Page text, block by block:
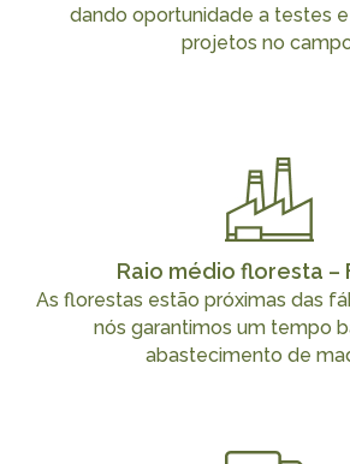
dando oportunidade a testes
projetos no
Raio médio floresta –
As florestas estão próximas das
nós garantimos um tempo
abastecimento de